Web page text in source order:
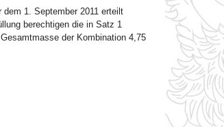
1. September 2011 erteilt
berechtigen die in Satz 1
der Kombination 4,75